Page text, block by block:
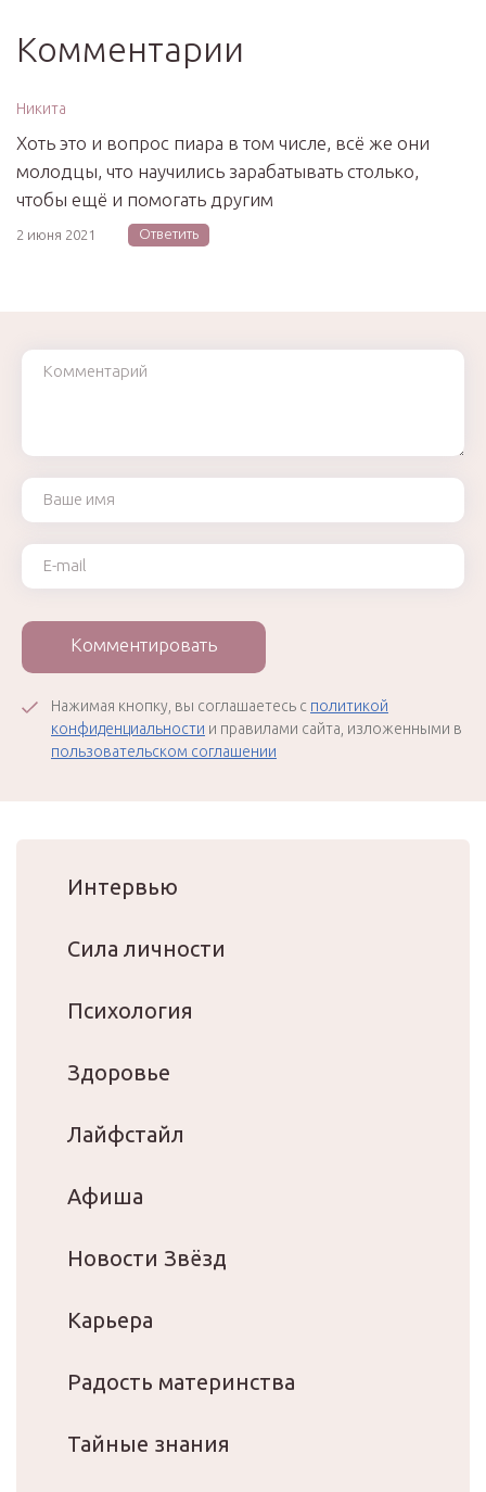
Комментарии
Никита
Хоть это и вопрос пиара в том числе, всё же они
молодцы, что научились зарабатывать столько,
чтобы ещё и помогать другим
2 июня 2021 Ответить
Комментарий
Ваше имя
Ваш e-mail
Комментировать
Нажимая кнопку, вы соглашаетесь с политикой
конфиденциальности и правилами сайта, изложенными в
пользовательском соглашении
Интервью
Сила личности
Психология
Здоровье
Лайфстайл
Афиша
Новости Звёзд
Карьера
Радость материнства
Тайные знания